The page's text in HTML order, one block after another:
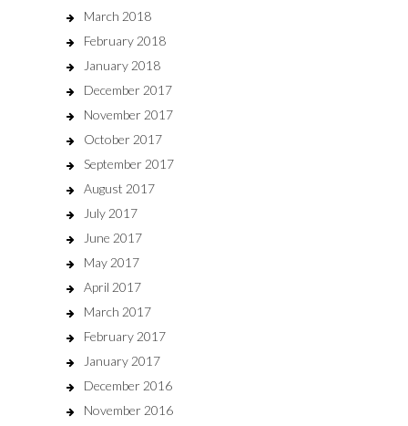
March 2018
February 2018
January 2018
December 2017
November 2017
October 2017
September 2017
August 2017
July 2017
June 2017
May 2017
April 2017
March 2017
February 2017
January 2017
December 2016
November 2016